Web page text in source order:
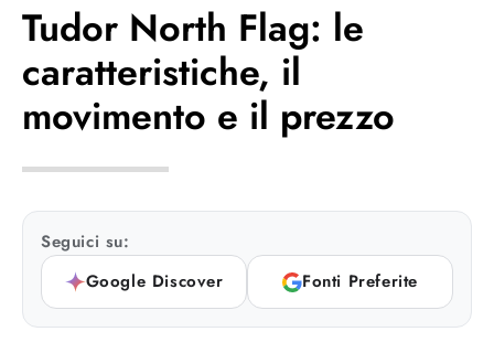
Tudor North Flag: le
caratteristiche, il
movimento e il prezzo
Seguici su:
Google Discover
Fonti Preferite